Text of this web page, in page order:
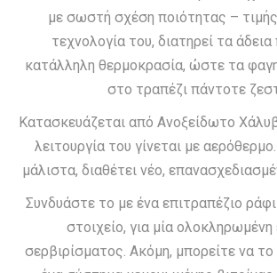
με σωστή σχέση ποιότητας –
τεχνολογία του, διατηρεί τα
κατάλληλη θερμοκρασία, ώστε τα
στο τραπέζι πάντοτε
Κατασκευάζεται από Ανοξείδωτο
λειτουργία του γίνεται με
μάλιστα, διαθέτει νέο,
Συνδυάστε το με ένα επιτραπέζιο
στοιχείο, για μία ολοκληρωμένη
σερβιρίσματος. Ακόμη, μπορείτε να